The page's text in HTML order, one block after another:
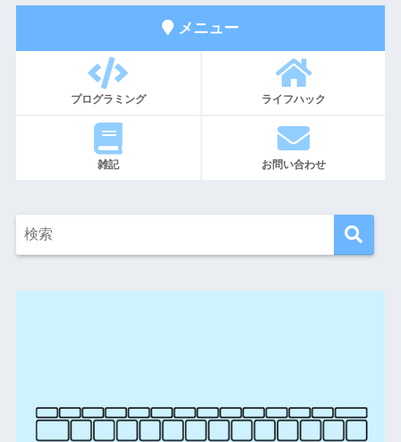
メニュー
プログラミング ライフハック
雑記 お問い合わせ